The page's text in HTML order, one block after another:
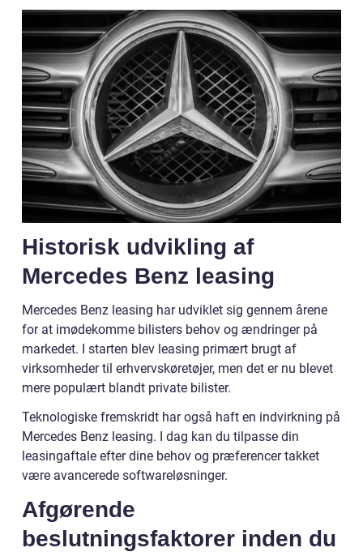
Historisk udvikling af
Mercedes Benz leasing
Mercedes Benz leasing har udviklet sig gennem årene
for at imødekomme bilisters behov og ændringer på
markedet. I starten blev leasing primært brugt af
virksomheder til erhvervskøretøjer, men det er nu blevet
mere populært blandt private bilister.
Teknologiske fremskridt har også haft en indvirkning på
Mercedes Benz leasing. I dag kan du tilpasse din
leasingaftale efter dine behov og præferencer takket
være avancerede softwareløsninger.
Afgørende
beslutningsfaktorer inden du